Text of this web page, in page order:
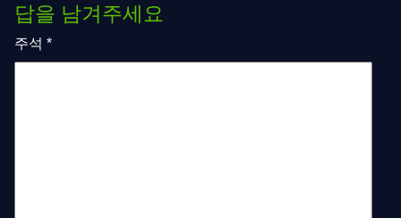
답을 남겨주세요
주석 *